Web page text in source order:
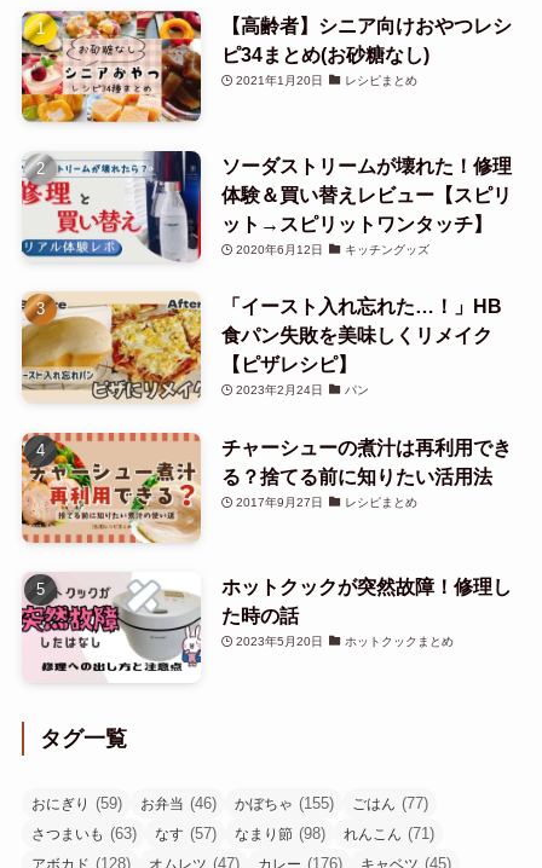
【高齢者】シニア向けおやつレシ
ピ34まとめ(お砂糖なし)
2021年1月20日 レシピまとめ
ソーダストリームが壊れた！修理
体験＆買い替えレビュー【スピリ
ット→スピリットワンタッチ】
2020年6月12日 キッチングッズ
「イースト入れ忘れた…！」HB
食パン失敗を美味しくリメイク
【ピザレシピ】
2023年2月24日 パン
チャーシューの煮汁は再利用でき
る？捨てる前に知りたい活用法
2017年9月27日 レシピまとめ
ホットクックが突然故障！修理し
た時の話
2023年5月20日 ホットクックまとめ
タグ一覧
おにぎり (59) お弁当 (46) かぼちゃ (155) ごはん (77)
さつまいも (63) なす (57) なまり節 (98) れんこん (71)
(128) (47) (176) (45)